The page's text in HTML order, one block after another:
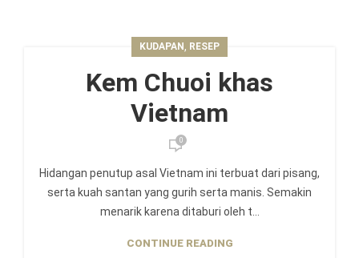
KUDAPAN, RESEP
Kem Chuoi khas
Vietnam
0
Hidangan penutup asal Vietnam ini terbuat dari pisang,
serta kuah santan yang gurih serta manis. Semakin
menarik karena ditaburi oleh t...
CONTINUE READING